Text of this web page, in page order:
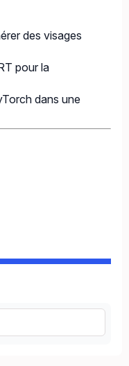
des visages
pour la
dans une